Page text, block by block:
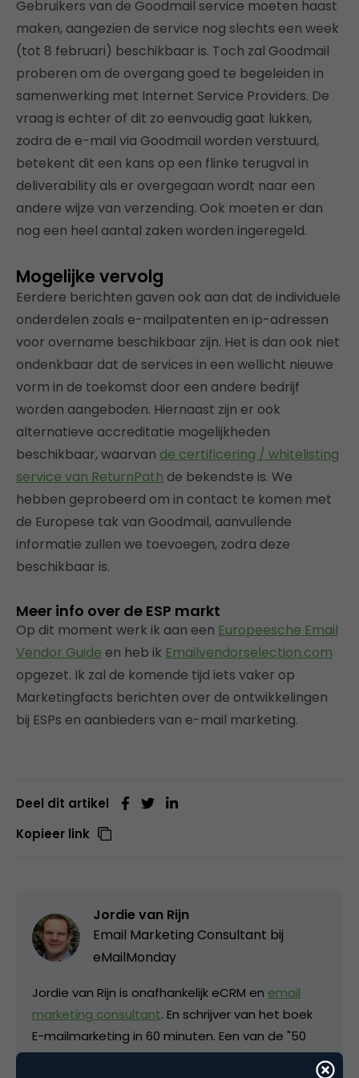
Gebruikers van de Goodmail service moeten haast
maken, aangezien de service nog slechts een week
(tot 8 februari) beschikbaar is. Toch zal Goodmail
proberen om de overgang goed te begeleiden in
samenwerking met Internet Service Providers. De
vraag is echter of dit zo eenvoudig gaat lukken,
zodra de e-mail via Goodmail worden verstuurd,
betekent dit een kans op een flinke terugval in
deliverability als er overgegaan wordt naar een
andere wijze van verzending. Ook moeten er dan
nog een heel aantal zaken worden ingeregeld.
Mogelijke vervolg
Eerdere berichten gaven ook aan dat de individuele
onderdelen zoals e-mailpatenten en ip-adressen
voor overname beschikbaar zijn. Het is dan ook niet
ondenkbaar dat de services in een wellicht nieuwe
vorm in de toekomst door een andere bedrijf
worden aangeboden. Hiernaast zijn er ook
alternatieve accreditatie mogelijkheden
beschikbaar, waarvan de certificering / whitelisting
service van ReturnPath de bekendste is. We
hebben geprobeerd om in contact te komen met
de Europese tak van Goodmail, aanvullende
informatie zullen we toevoegen, zodra deze
beschikbaar is.
Meer info over de ESP markt
Op dit moment werk ik aan een Europeesche Email
Vendor Guide en heb ik Emailvendorselection.com
opgezet. Ik zal de komende tijd iets vaker op
Marketingfacts berichten over de ontwikkelingen
bij ESPs en aanbieders van e-mail marketing.
Deel dit artikel
Kopieer link
Jordie van Rijn
Email Marketing Consultant bij
eMailMonday
Jordie van Rijn is onafhankelijk eCRM en email
marketing consultant. En schrijver van het boek
E-mailmarketing in 60 minuten. Een van de "50
Online Marketing Influencers to Watch" van